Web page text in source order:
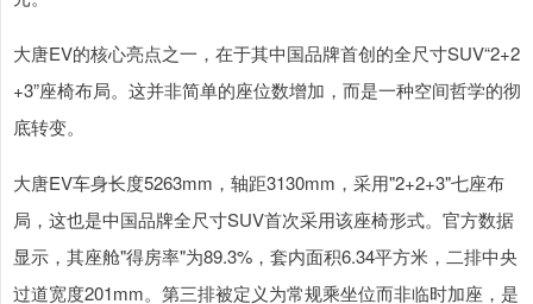
大唐EV的核心亮点之一，在于其中国品牌首创的全尺寸SUV“2+2
+3”座椅布局。这并非简单的座位数增加，而是一种空间哲学的彻
底转变。
大唐EV车身长度5263mm，轴距3130mm，采用"2+2+3"七座布
局，这也是中国品牌全尺寸SUV首次采用该座椅形式。官方数据
显示，其座舱"得房率"为89.3%，套内面积6.34平方米，二排中央
过道宽度201mm。第三排被定义为常规乘坐位而非临时加座，是